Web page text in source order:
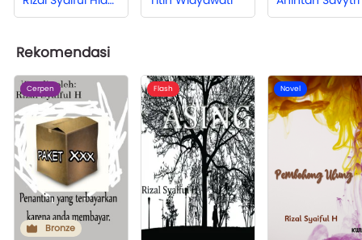
Rekomendasi
Cerpen
Bronze
Flash Novel